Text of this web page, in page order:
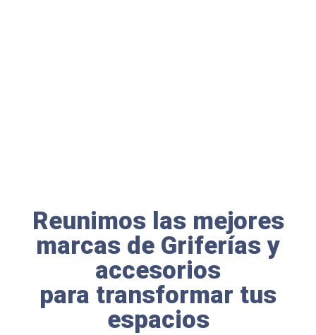
Reunimos las mejores
marcas de Griferías y
accesorios
para transformar tus
espacios